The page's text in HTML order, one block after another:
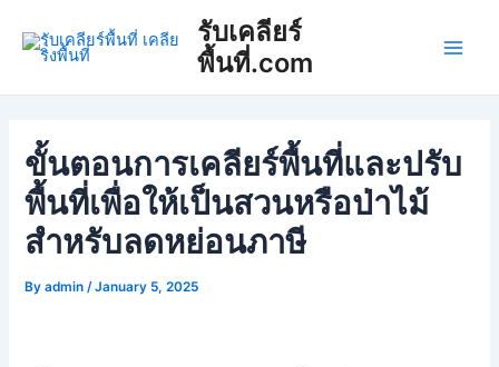
content
รับเคลียร์
พื้นที่.com
ขั้นตอนการเคลียร์พื้นที่และปรับ
พื้นที่เพื่อให้เป็นสวนหรือป่าไม้
สำหรับลดหย่อนภาษี
Byadmin/January 5, 2025
navigation